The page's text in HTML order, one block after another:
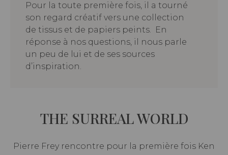
Pour la toute première fois, il a tourné
son regard créatif vers une collection
de tissus et de papiers peints. En
réponse à nos questions, il nous parle
un peu de lui et de ses sources
d’inspiration.
THE SURREAL WORLD
Pierre Frey rencontre pour la première fois Ken